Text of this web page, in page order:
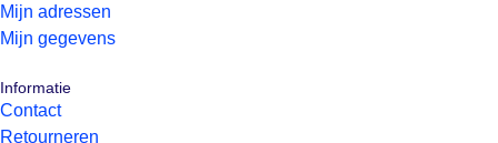
Mijn adressen
Mijn gegevens
Informatie
Contact
Retourneren